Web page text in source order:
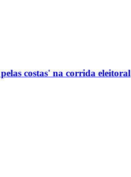
costas' na corrida eleitoral